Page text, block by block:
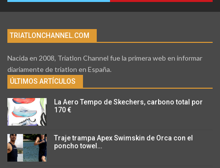
TRIATLONCHANNEL.COM
Nacida en 2008, Triatlon Channel fue la primera web en informar
diariamente de triatlon en España.
ÚLTIMOS ARTÍCULOS
La Aero Tempo de Skechers, carbono total por
170 €
Traje trampa Apex Swimskin de Orca con el
poncho towel…